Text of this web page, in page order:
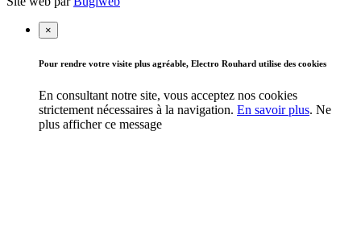
×
Pour rendre votre visite plus agréable, Electro Rouhard utilise des cookies
En consultant notre site, vous acceptez nos cookies
strictement nécessaires à la navigation. En savoir plus. Ne
plus afficher ce message